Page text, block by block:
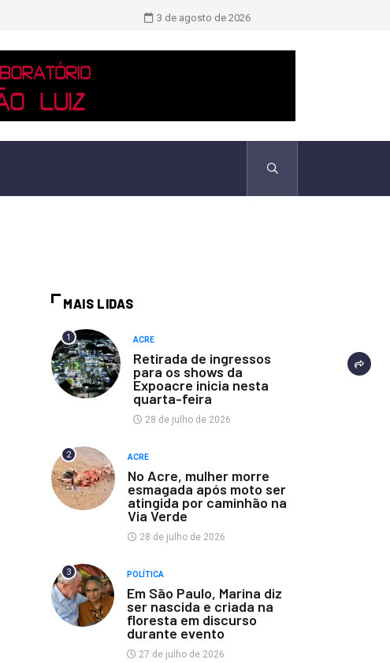
TCU identificou desvios de dinheiro
3 de agosto de 2026
MAIS LIDAS
1 ACRE
Retirada de ingressos
para os shows da
Expoacre inicia nesta
quarta-feira
28 de julho de 2026
2 ACRE
No Acre, mulher morre
esmagada após moto ser
atingida por caminhão na
Via Verde
28 de julho de 2026
3 POLÍTICA
Em São Paulo, Marina diz
ser nascida e criada na
floresta em discurso
durante evento
27 de julho de 2026